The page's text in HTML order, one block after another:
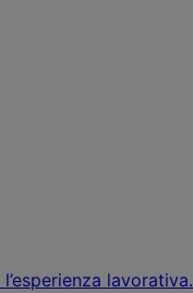
lavorativa.